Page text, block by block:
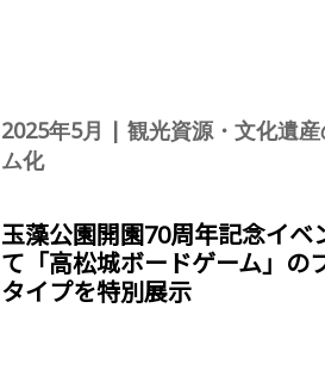
2025年5月 | 観光資源・文化遺産
ム化
玉藻公園開園70周年記念イベ
て「高松城ボードゲーム」の
タイプを特別展示